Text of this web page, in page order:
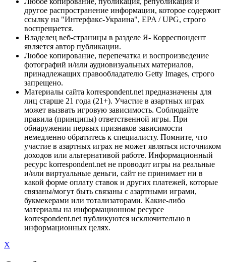
другое распространение информации, которое содержит
ссылку на "Интерфакс-Украина", EPA / UPG, строго
воспрещается.
Владелец веб-страницы в разделе Я- Корреспондент
является автор публикации.
Любое копирование, перепечатка и воспроизведение
фотографий и/или аудиовизуальных материалов,
принадлежащих правообладателю Getty Images, строго
запрещено.
Материалы сайта korrespondent.net предназначены для
лиц старше 21 года (21+). Участие в азартных играх
может вызвать игровую зависимость. Соблюдайте
правила (принципы) ответственной игры. При
обнаружении первых признаков зависимости
немедленно обратитесь к специалисту. Помните, что
участие в азартных играх не может являться источником
доходов или альтернативой работе. Информационный
ресурс korrespondent.net не проводит игры на реальные
и/или виртуальные деньги, сайт не принимает ни в
какой форме оплату ставок и других платежей, которые
связаны/могут быть связаны с азартными играми,
букмекерами или тотализаторами. Какие-либо
материалы на информационном ресурсе
korrespondent.net публикуются исключительно в
информационных целях.
X